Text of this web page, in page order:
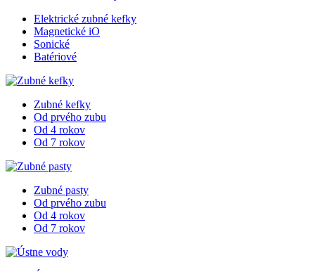
Elektrické zubné kefky
Magnetické iO
Sonické
Batériové
Zubné kefky
Od prvého zubu
Od 4 rokov
Od 7 rokov
Zubné pasty
Od prvého zubu
Od 4 rokov
Od 7 rokov